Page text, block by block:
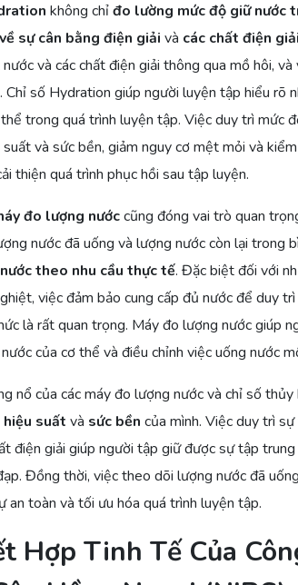
không chỉđo lường mức độ giữ nước
sự cân bằng điện giải và các chất điện giải
và các chất điện giải thông qua mồ hôi,
Chỉ số Hydration giúp người luyện tập hiểu rõ
trong quá trình luyện tập. Việc duy trì mức
và sức bền, giảm nguy cơ mệt mỏi và
thiện quá trình phục hồi sau tập luyện.
đo lượng nướccũng đóng vai trò quan
nước đã uống và lượng nước còn lại trong
theo nhu cầu thực tế. Đặc biệt đối với
việc đảm bảo cung cấp đủ nước để duy
là rất quan trọng. Máy đo lượng nước giúp
của cơ thể và điều chỉnh việc uống nước
nổ của các máy đo lượng nước và chỉ số
suất và sức bền của mình. Việc duy trì
điện giải giúp người tập giữ được sự tập
Đồng thời, việc theo dõi lượng nước đã
an toàn và tối ưu hóa quá trình luyện tập.
Hợp Tinh Tế Của